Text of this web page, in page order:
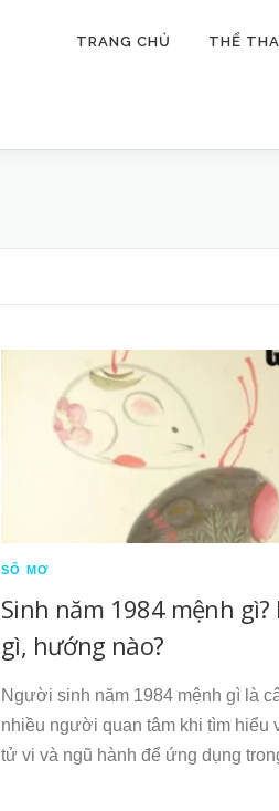
TRANG CHỦ THỂ
SỔ MƠ
Sinh năm 1984 mệnh gì?
gì, hướng nào?
Người sinh năm 1984 mệnh gì là
nhiều người quan tâm khi tìm hiểu
tử vi và ngũ hành để ứng dụng